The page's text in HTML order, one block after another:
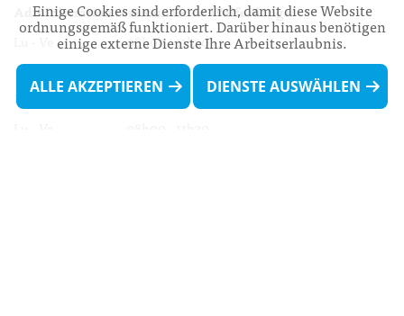
Administration communale de Walferdange
Lu - Ve 08h00 - 11h30
13h30 - 16h00
Biergercenter
Einige Cookies sind erforderlich, damit diese Website
ordnungsgemäß funktioniert. Darüber hinaus benötigen
einige externe Dienste Ihre Arbeitserlaubnis.
ALLE AKZEPTIEREN DIENSTE AUSWÄHLEN